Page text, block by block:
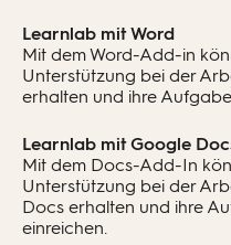
Learnlab mit Word
Mit dem Word-Add-in
Unterstützung bei der
erhalten und ihre
Learnlab mit Google
Mit dem Docs-Add-In
Unterstützung bei der
Docs erhalten und ihre
einreichen.